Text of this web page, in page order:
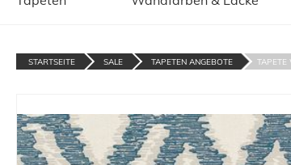
STARTSEITE SALE TAPETEN ANGEBOTE TAPETE